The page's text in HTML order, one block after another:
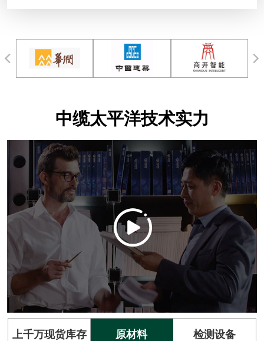
中缆太平洋技术实力
上千万现货库存 原材料 检测设备